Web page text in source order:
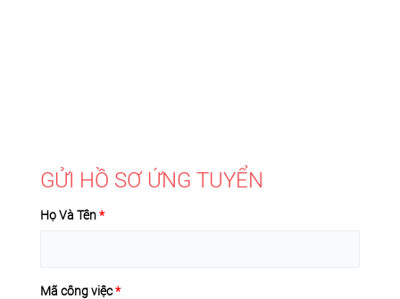
GỬI HỒ SƠ ỨNG TUYỂN
Họ Và Tên*
Mã công việc*